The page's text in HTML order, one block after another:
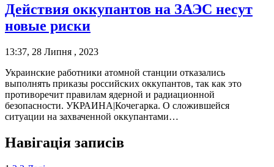
Действия оккупантов на ЗАЭС несут
новые риски
13:37, 28 Липня , 2023
Украинские работники атомной станции отказались
выполнять приказы российских оккупантов, так как это
противоречит правилам ядерной и радиационной
безопасности. УКРАИНА|Кочегарка. О сложившейся
ситуации на захваченной оккупантами…
Навігація записів